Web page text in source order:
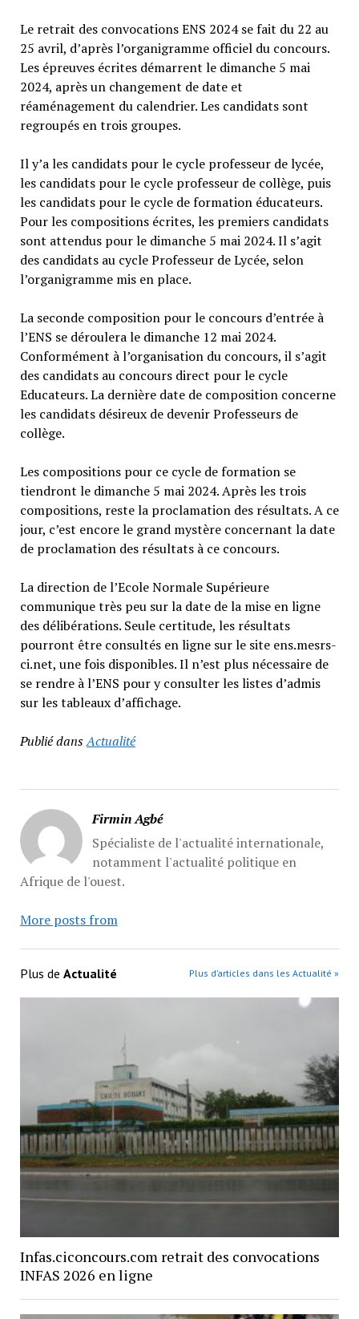
Le retrait des convocations ENS 2024 se fait du 22 au
25 avril, d’après l’organigramme officiel du concours.
Les épreuves écrites démarrent le dimanche 5 mai
2024, après un changement de date et
réaménagement du calendrier. Les candidats sont
regroupés en trois groupes.
Il y’a les candidats pour le cycle professeur de lycée,
les candidats pour le cycle professeur de collège, puis
les candidats pour le cycle de formation éducateurs.
Pour les compositions écrites, les premiers candidats
sont attendus pour le dimanche 5 mai 2024. Il s’agit
des candidats au cycle Professeur de Lycée, selon
l’organigramme mis en place.
La seconde composition pour le concours d’entrée à
l’ENS se déroulera le dimanche 12 mai 2024.
Conformément à l’organisation du concours, il s’agit
des candidats au concours direct pour le cycle
Educateurs. La dernière date de composition concerne
les candidats désireux de devenir Professeurs de
collège.
Les compositions pour ce cycle de formation se
tiendront le dimanche 5 mai 2024. Après les trois
compositions, reste la proclamation des résultats. A ce
jour, c’est encore le grand mystère concernant la date
de proclamation des résultats à ce concours.
La direction de l’Ecole Normale Supérieure
communique très peu sur la date de la mise en ligne
des délibérations. Seule certitude, les résultats
pourront être consultés en ligne sur le site ens.mesrs-
ci.net, une fois disponibles. Il n’est plus nécessaire de
se rendre à l’ENS pour y consulter les listes d’admis
sur les tableaux d’affichage.
Publié dansActualité
Firmin Agbé
Spécialiste de l'actualité internationale,
notamment l'actualité politique en
Afrique de l'ouest.
More posts from
Plus de Actualité Plus d’articles dans les Actualité »
Infas.ciconcours.com retrait des convocations
INFAS 2026 en ligne